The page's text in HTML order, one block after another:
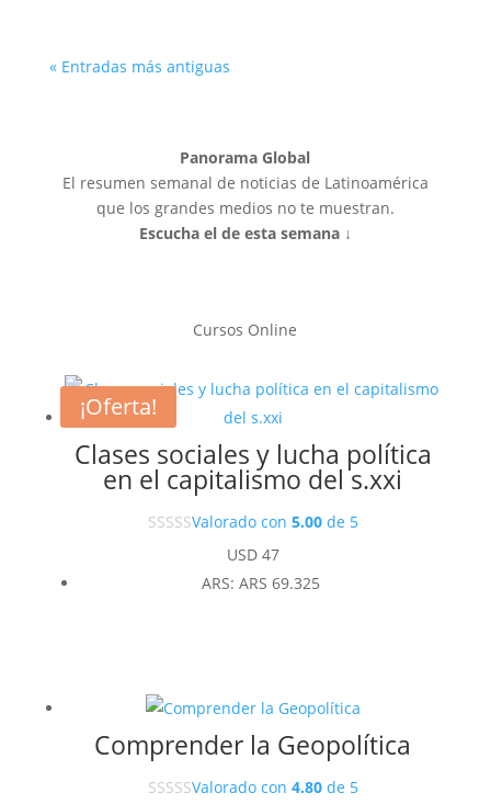
« Entradas más antiguas
Panorama Global
El resumen semanal de noticias de Latinoamérica
que los grandes medios no te muestran.
Escucha el de esta semana ↓
Cursos Online
Clases sociales y lucha política
en el capitalismo del s.xxi
Valorado con 5.00de 5
USD47
ARS: ARS 69.325
Comprender la Geopolítica
Valorado con 4.80de 5
¡Oferta!